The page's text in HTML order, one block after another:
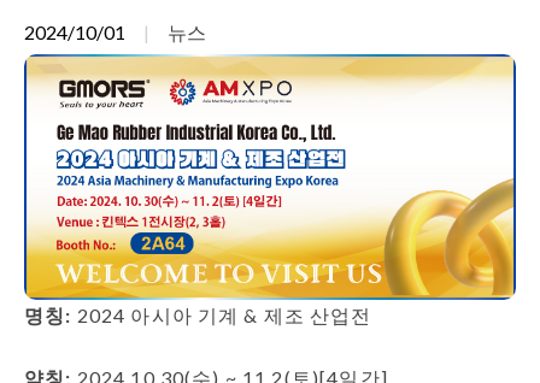
2024/10/01 뉴스
명칭: 2024 아시아 기계 & 제조 산업전
약칭: 2024.10.30(수) ~ 11.2(토)[4일간]